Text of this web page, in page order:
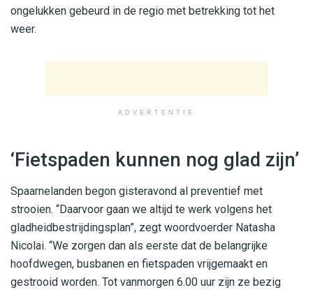
ongelukken gebeurd in de regio met betrekking tot het
weer.
ADVERTENTIE
‘Fietspaden kunnen nog glad zijn’
Spaarnelanden begon gisteravond al preventief met
strooien. “Daarvoor gaan we altijd te werk volgens het
gladheidbestrijdingsplan”, zegt woordvoerder Natasha
Nicolai. “We zorgen dan als eerste dat de belangrijke
hoofdwegen, busbanen en fietspaden vrijgemaakt en
gestrooid worden. Tot vanmorgen 6.00 uur zijn ze bezig